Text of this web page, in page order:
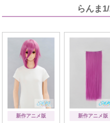
らんま
新作アニメ版 新作アニメ版